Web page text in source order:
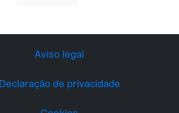
Aviso legal
Declaração de privacidade